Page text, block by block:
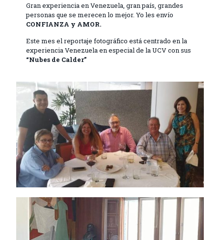
Gran experiencia en Venezuela, gran país, grandes
personas que se merecen lo mejor. Yo les envío
CONFIANZA y AMOR.
Este mes el reportaje fotográfico está centrado en la
experiencia Venezuela en especial de la UCV con sus
“Nubes de Calder”